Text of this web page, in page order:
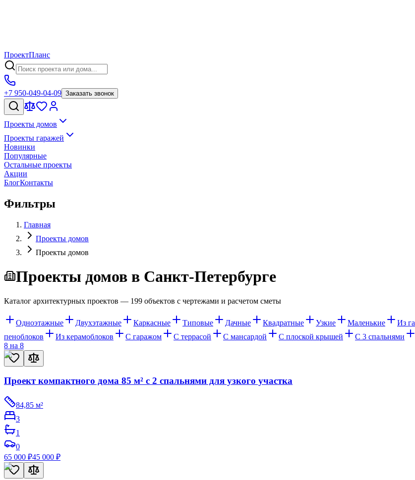
ПроектПланс
+7 950-049-04-09 Заказать звонок
Проекты домов
Проекты гаражей
Новинки
Популярные
Остальные проекты
Акции
БлогКонтакты
Фильтры
Главная
Проекты домов
Проекты домов
Проекты домов в Санкт-Петербурге
Каталог архитектурных проектов — 199 объектов с чертежами и расчетом сметы
Одноэтажные Двухэтажные Каркасные Типовые Дачные Квадратные Узкие Маленькие Из
пеноблоков
Из керамоблоков С гаражом С террасой С мансардой С плоской крышей С 3 спальнями
8 на 8
Проект компактного дома 85 м² с 2 спальнями для узкого участка
84,85 м²
3
1
0
65 000 ₽45 000 ₽